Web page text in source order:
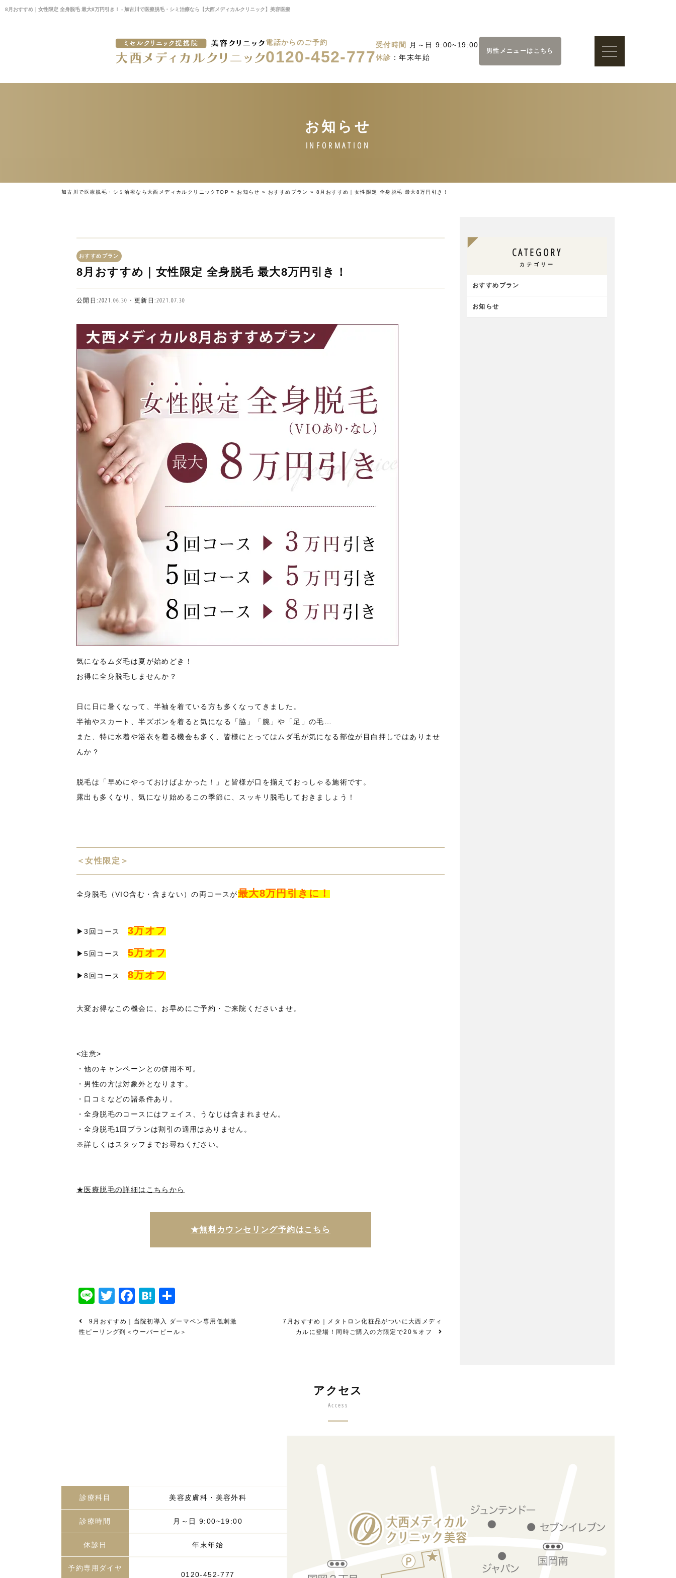
8月おすすめ｜女性限定 全身脱毛 最大8万円引き！ - 加古川で医療脱毛・シミ治療なら【大西メディカルクリニック】美容医療
電話からのご予約
0120-452-777
受付時間
月～日 9:00~19:00
休診 ：年末年始
男性メニューはこちら
加古川で医療脱毛・シミ治療なら大西メディカルクリニックTOP »お知らせ »おすすめプラン »8月おすすめ｜女性限定 全身脱毛 最大8万円引き！
おすすめプラン
8月おすすめ｜女性限定 全身脱毛 最大8万円引き！
公開日:2021.06.30・更新日:2021.07.30
気になるムダ毛は夏が始めどき！
お得に全身脱毛しませんか？
日に日に暑くなって、半袖を着ている方も多くなってきました。
半袖やスカート、半ズボンを着ると気になる「脇」「腕」や「足」の毛…
また、特に水着や浴衣を着る機会も多く、皆様にとってはムダ毛が気になる部位が目白押しではありませ
んか？
脱毛は「早めにやっておけばよかった！」と皆様が口を揃えておっしゃる施術です。
露出も多くなり、気になり始めるこの季節に、スッキリ脱毛しておきましょう！
＜女性限定＞
全身脱毛（VIO含む・含まない）の両コースが最大8万円引きに！
▶3回コース 3万オフ
▶5回コース 5万オフ
▶8回コース 8万オフ
大変お得なこの機会に、お早めにご予約・ご来院くださいませ。
<注意>
・他のキャンペーンとの併用不可。
・男性の方は対象外となります。
・口コミなどの諸条件あり。
・全身脱毛のコースにはフェイス、うなじは含まれません。
・全身脱毛1回プランは割引の適用はありません。
※詳しくはスタッフまでお尋ねください。
★医療脱毛の詳細はこちらから
★無料カウンセリング予約はこちら
LineTwitter
Facebook
Hatena
9月おすすめ｜当院初導入 ダーマペン専用低刺激
性ピーリング剤＜ウーバーピール＞
7月おすすめ｜メタトロン化粧品がついに大西メディ
カルに登場！同時ご購入の方限定で20％オフ
CATEGORY
カテゴリー
おすすめプラン
お知らせ
アクセス
Access
診療科目 美容皮膚科・美容外科
診療時間 月～日 9:00~19:00
休診日 年末年始
予約専用ダイヤ
0120-452-777